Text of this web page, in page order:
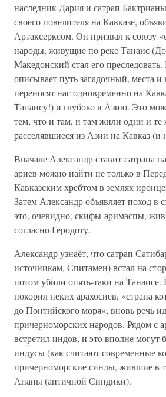
наследник Дария и сатрап
своего повелителя на Кавказе,
Артаксерксом. Он призвал к союзу
народы, живущие по реке Танаис
Македонский стал его
описывает путь загадочный, места
переносят нас одновременно на
Танаису!) и глубоко в Азию. Это
тем, что и там, и там жили одни и те
расселявшиеся из Азии на Кавказ (и
Вначале Александр ставит сатрапа
ариев можно найти не только в
Кавказским хребтом в землях
Затем Александр объявляет поход в
это, очевидно, скифы-аримаспы,
согласно Геродоту.
Александр узнаёт, что сатрап
источникам, Спитамен) встал на
потом убили опять-таки на
покорил неких арахосиев, «страна
до Понтийского моря», вновь речь
причерноморских народов. Рядом с
встретил индов, и это вполне могут
индусы (как считают современные
причерноморские синды, жившие в
Анапы (античной Синдики).